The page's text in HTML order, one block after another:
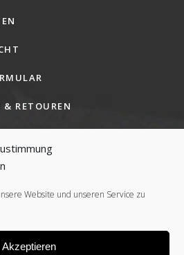
Website und unseren Service zu
Akzeptieren
RETOUREN
(EU)